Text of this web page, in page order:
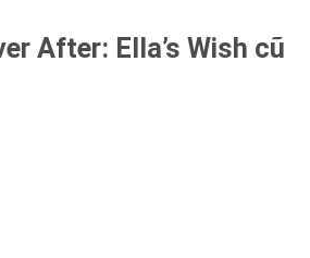
After: Ella’s Wish cũ